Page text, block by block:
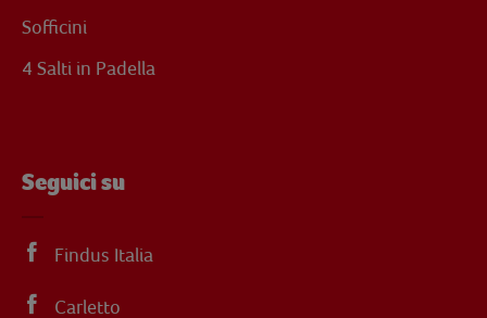
Sofficini
4 Salti in Padella
Seguici su
Findus Italia
Carletto